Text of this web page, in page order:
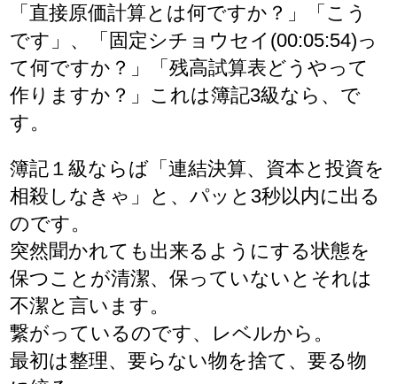
「直接原価計算とは何ですか？」「こう
です」、「固定シチョウセイ(00:05:54)っ
て何ですか？」「残高試算表どうやって
作りますか？」これは簿記3級なら、で
す。
簿記１級ならば「連結決算、資本と投資を
相殺しなきゃ」と、パッと3秒以内に出る
のです。
突然聞かれても出来るようにする状態を
保つことが清潔、保っていないとそれは
不潔と言います。
繋がっているのです、レベルから。
最初は整理、要らない物を捨て、要る物